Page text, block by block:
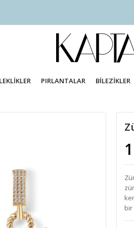
PIRLANTALAR BİLEZİKLER
bir